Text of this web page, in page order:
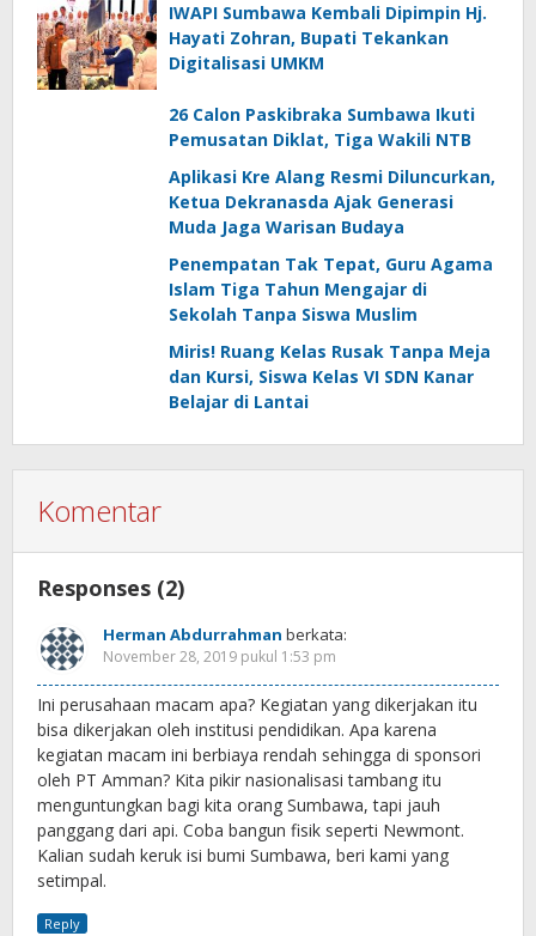
IWAPI Sumbawa Kembali Dipimpin Hj.
Hayati Zohran, Bupati Tekankan
Digitalisasi UMKM
26 Calon Paskibraka Sumbawa Ikuti
Pemusatan Diklat, Tiga Wakili NTB
Aplikasi Kre Alang Resmi Diluncurkan,
Ketua Dekranasda Ajak Generasi
Muda Jaga Warisan Budaya
Penempatan Tak Tepat, Guru Agama
Islam Tiga Tahun Mengajar di
Sekolah Tanpa Siswa Muslim
Miris! Ruang Kelas Rusak Tanpa Meja
dan Kursi, Siswa Kelas VI SDN Kanar
Belajar di Lantai
Komentar
Responses (2)
Herman Abdurrahman berkata:
November 28, 2019 pukul 1:53 pm
Ini perusahaan macam apa? Kegiatan yang dikerjakan itu
bisa dikerjakan oleh institusi pendidikan. Apa karena
kegiatan macam ini berbiaya rendah sehingga di sponsori
oleh PT Amman? Kita pikir nasionalisasi tambang itu
menguntungkan bagi kita orang Sumbawa, tapi jauh
panggang dari api. Coba bangun fisik seperti Newmont.
Kalian sudah keruk isi bumi Sumbawa, beri kami yang
setimpal.
Reply